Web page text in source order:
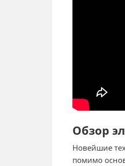
Обзор
Новейшие
помимо